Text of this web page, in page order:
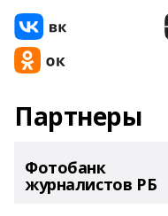
Партнеры
Фотобанк
журналистов РБ